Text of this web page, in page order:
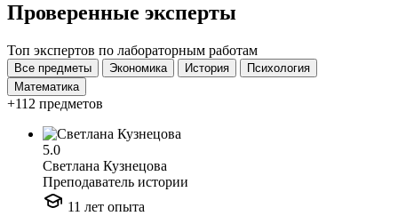
Проверенные эксперты
Топ экспертов по лабораторным работам
Все предметы Экономика История
Психология
Математика
+112 предметов
5.0
Светлана Кузнецова
Преподаватель истории
11 лет опыта